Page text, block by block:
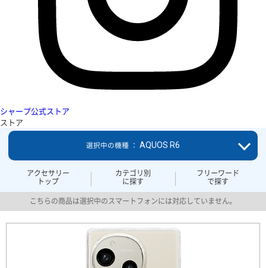
シャープ公式ストア
ストア
アクセサリー
トップ
カテゴリ別
に探す
フリーワード
で探す
選択中の機種 ： AQUOS R6
こちらの商品は選択中のスマートフォンには対応していません。